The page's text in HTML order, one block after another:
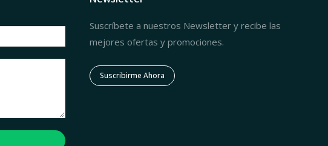
Suscríbete a nuestros Newsletter y recibe las
mejores ofertas y promociones.
Suscribirme Ahora